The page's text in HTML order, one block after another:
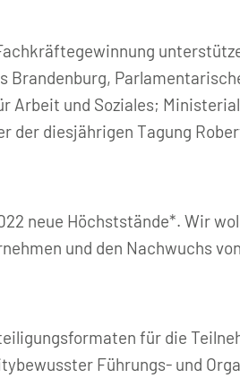
Brandenburg,
und Soziales;
diesjährigen Tagung
neue Höchststände*. Wir
und den Nachwuchs
für die
Führungs- und